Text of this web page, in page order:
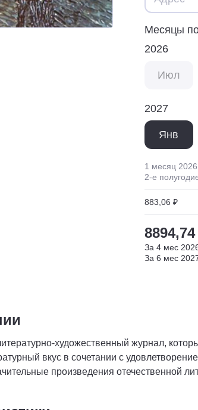
Месяцы
2026
Июл
2027
Янв
1 месяц 2026
2-е
883,06 ₽
За 4 мес
За 6 мес
художественный журнал,
вкус в сочетании с
произведения отечественной